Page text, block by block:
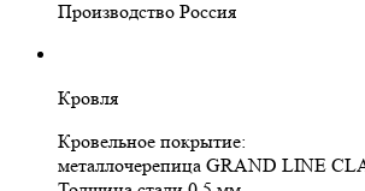
Производство Россия
Кровля
Кровельное покрытие:
металлочерепица GRAND LINE